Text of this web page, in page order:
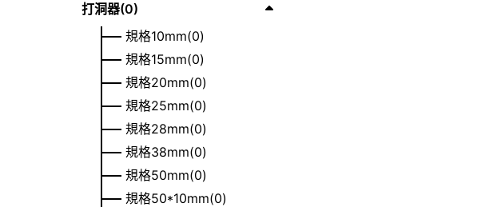
打洞器(0)
規格10mm(0)
規格15mm(0)
規格20mm(0)
規格25mm(0)
規格28mm(0)
規格38mm(0)
規格50mm(0)
規格50*10mm(0)